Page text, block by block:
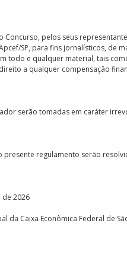
Concurso, pelos seus
SP, para fins jornalísticos, de
todo e qualquer material, tais
a qualquer compensação
serão tomadas em caráter
presente regulamento serão
de 2026
da Caixa Econômica Federal de